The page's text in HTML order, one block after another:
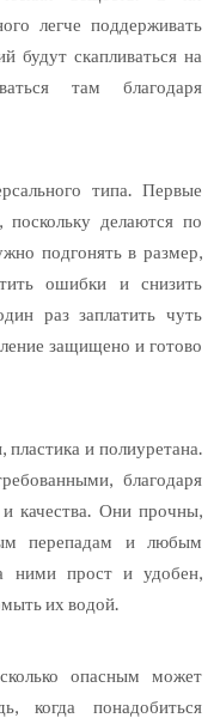
легче поддерживать
будут скапливаться на
там благодаря
типа. Первые
делаются по
подгонять в размер,
ошибки и снизить
раз заплатить чуть
защищено и готово
и полиуретана.
благодаря
качества. Они прочны,
перепадам и любым
ними прост и удобен,
их водой.
опасным может
когда понадобиться